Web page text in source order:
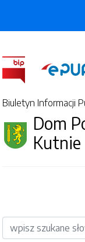
Biuletyn Informacji
Dom
Kutnie
Wyszukiwarka